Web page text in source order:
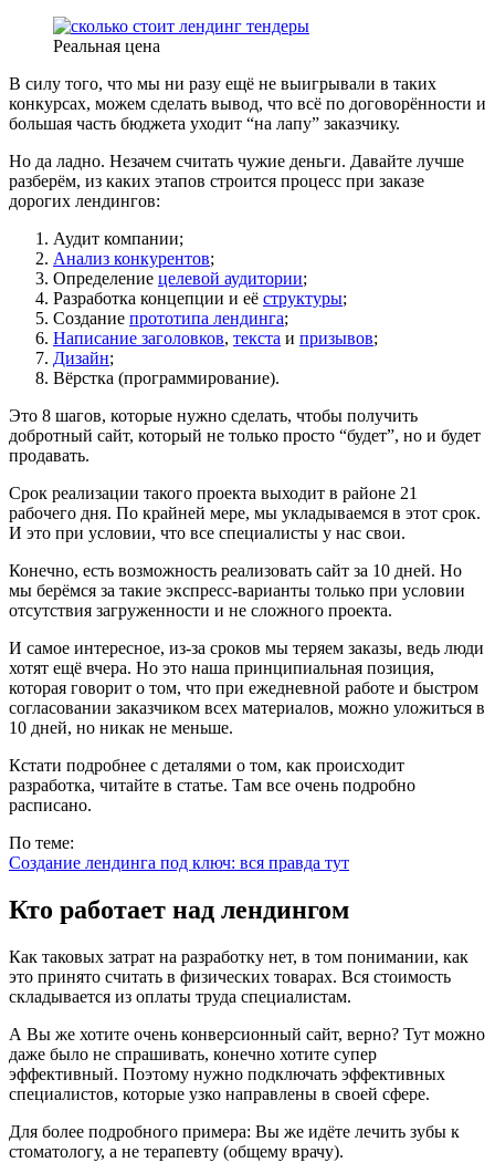
Реальная цена
В силу того, что мы ни разу ещё не выигрывали в таких
конкурсах, можем сделать вывод, что всё по договорённости и
большая часть бюджета уходит “на лапу” заказчику.
Но да ладно. Незачем считать чужие деньги. Давайте лучше
разберём, из каких этапов строится процесс при заказе
дорогих лендингов:
Аудит компании;
Анализ конкурентов;
Определение целевой аудитории;
Разработка концепции и её структуры;
Создание прототипа лендинга;
Написание заголовков, текста и призывов;
Дизайн;
Вёрстка (программирование).
Это 8 шагов, которые нужно сделать, чтобы получить
добротный сайт, который не только просто “будет”, но и будет
продавать.
Срок реализации такого проекта выходит в районе 21
рабочего дня. По крайней мере, мы укладываемся в этот срок.
И это при условии, что все специалисты у нас свои.
Конечно, есть возможность реализовать сайт за 10 дней. Но
мы берёмся за такие экспресс-варианты только при условии
отсутствия загруженности и не сложного проекта.
И самое интересное, из-за сроков мы теряем заказы, ведь люди
хотят ещё вчера. Но это наша принципиальная позиция,
которая говорит о том, что при ежедневной работе и быстром
согласовании заказчиком всех материалов, можно уложиться в
10 дней, но никак не меньше.
Кстати подробнее с деталями о том, как происходит
разработка, читайте в статье. Там все очень подробно
расписано.
По теме:
Создание лендинга под ключ: вся правда тут
Кто работает над лендингом
Как таковых затрат на разработку нет, в том понимании, как
это принято считать в физических товарах. Вся стоимость
складывается из оплаты труда специалистам.
А Вы же хотите очень конверсионный сайт, верно? Тут можно
даже было не спрашивать, конечно хотите супер
эффективный. Поэтому нужно подключать эффективных
специалистов, которые узко направлены в своей сфере.
Для более подробного примера: Вы же идёте лечить зубы к
стоматологу, а не терапевту (общему врачу).